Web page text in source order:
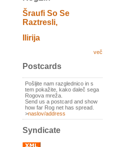
Šraufi So Se
Raztresli,
Ilirija
več
Postcards
Pošljite nam razglednico in s
tem pokažite, kako daleč sega
Rogova mreža.
Send us a postcard and show
how far Rog net has spread.
>naslov/address
Syndicate